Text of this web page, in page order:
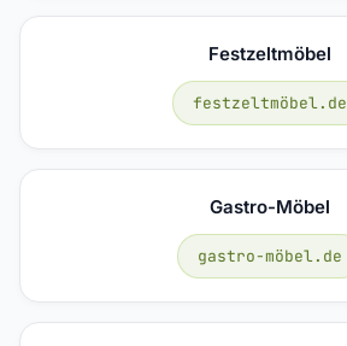
Festzeltmöbel
festzeltmöbel.de
Gastro-Möbel
gastro-möbel.de